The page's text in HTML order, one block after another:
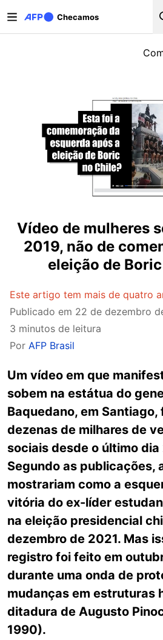
Checamos
Abas primárias
Vídeo de mulheres
2019, não de
eleição de
Este artigo tem mais de quatro
Publicado em 22 de dezembro
3 minutos de leitura
Por AFP Brasil
Um vídeo em que
sobem na estátua do
Baquedano, em
dezenas de milhares de
sociais desde o último dia
Segundo as publicações,
mostrariam como a
vitória do ex-líder
na eleição presidencial
dezembro de 2021. Mas
registro foi feito em
durante uma onda de
mudanças em estruturas
ditadura de Augusto
1990).